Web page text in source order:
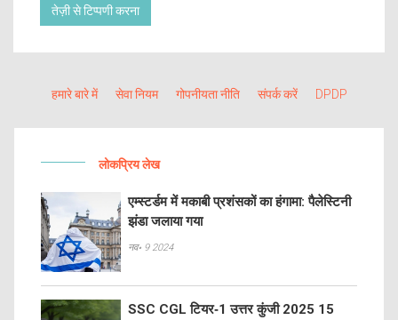
तेज़ी से टिप्पणी करना
हमारे बारे में सेवा नियम गोपनीयता नीति संपर्क करें DPDP
लोकप्रिय लेख
एम्स्टर्डम में मकाबी प्रशंसकों का हंगामा: पैलेस्टिनी
झंडा जलाया गया
नव॰ 9 2024
SSC CGL टियर‑1 उत्तर कुंजी 2025 15